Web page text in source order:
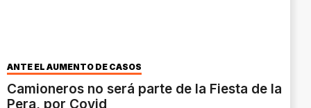
ANTE EL AUMENTO DE CASOS
Camioneros no será parte de la Fiesta de la
Pera, por Covid